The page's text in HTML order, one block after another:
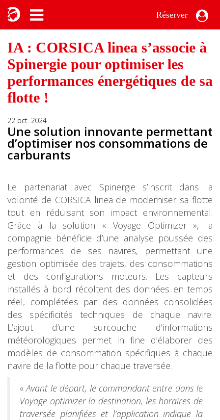
Réserver
IA : CORSICA linea s’associe à
Spinergie pour optimiser les
performances énergétiques de sa
flotte !
22 oct. 2024
Une solution innovante permettant
d’optimiser nos consommations de
carburants
Le partenariat avec Spinergie s’inscrit dans la
volonté de CORSICA linea de moderniser sa flotte
tout en réduisant son impact environnemental.
Grâce à la solution « Voyage Optimizer », la
compagnie bénéficie d’une analyse poussée des
performances de ses navires, permettant une
gestion optimisée des trajets, des consommations
et des configurations moteurs. Les capteurs
installés à bord récoltent des données en temps
réel, complétées par des données consolidées
des spécificités techniques de chaque navire.
L’ajout d’une surcouche d’informations
météorologiques permet in fine d’élaborer des
modèles de consommation spécifiques à chaque
navire de la flotte pour chaque traversée.
«Avant le départ, le commandant entre dans le
Voyage optimizer la destination, les horaires de
traversée planifiées et l’application indique la